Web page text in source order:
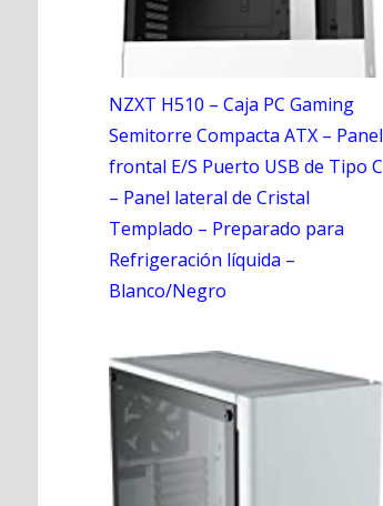
NZXT H510 – Caja PC Gaming
Semitorre Compacta ATX – Panel
frontal E/S Puerto USB de Tipo C
– Panel lateral de Cristal
Templado – Preparado para
Refrigeración líquida –
Blanco/Negro